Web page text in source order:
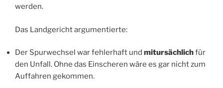
werden.
Das Landgericht argumentierte:
Der Spurwechsel war fehlerhaft und mitursächlichfür
den Unfall. Ohne das Einscheren wäre es gar nicht zum
Auffahren gekommen.